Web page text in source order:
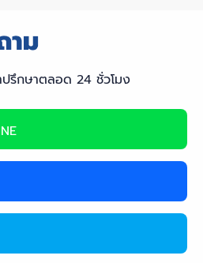
ปรึกษาตลอด 24 ชั่วโมง